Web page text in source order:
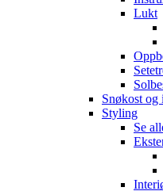
Lukt
Snøkost og
Styling
Se